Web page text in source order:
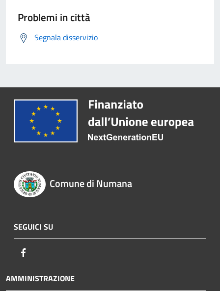
Problemi in città
Segnala disservizio
Comune di Numana
SEGUICI SU
AMMINISTRAZIONE